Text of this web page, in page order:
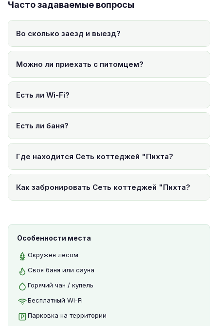
Часто задаваемые вопросы
Во сколько заезд и выезд?
Можно ли приехать с питомцем?
Есть ли Wi-Fi?
Есть ли баня?
Где находится Сеть коттеджей "Пихта?
Как забронировать Сеть коттеджей "Пихта?
Особенности места
Окружён лесом
Своя баня или сауна
Горячий чан / купель
Бесплатный Wi-Fi
Парковка на территории